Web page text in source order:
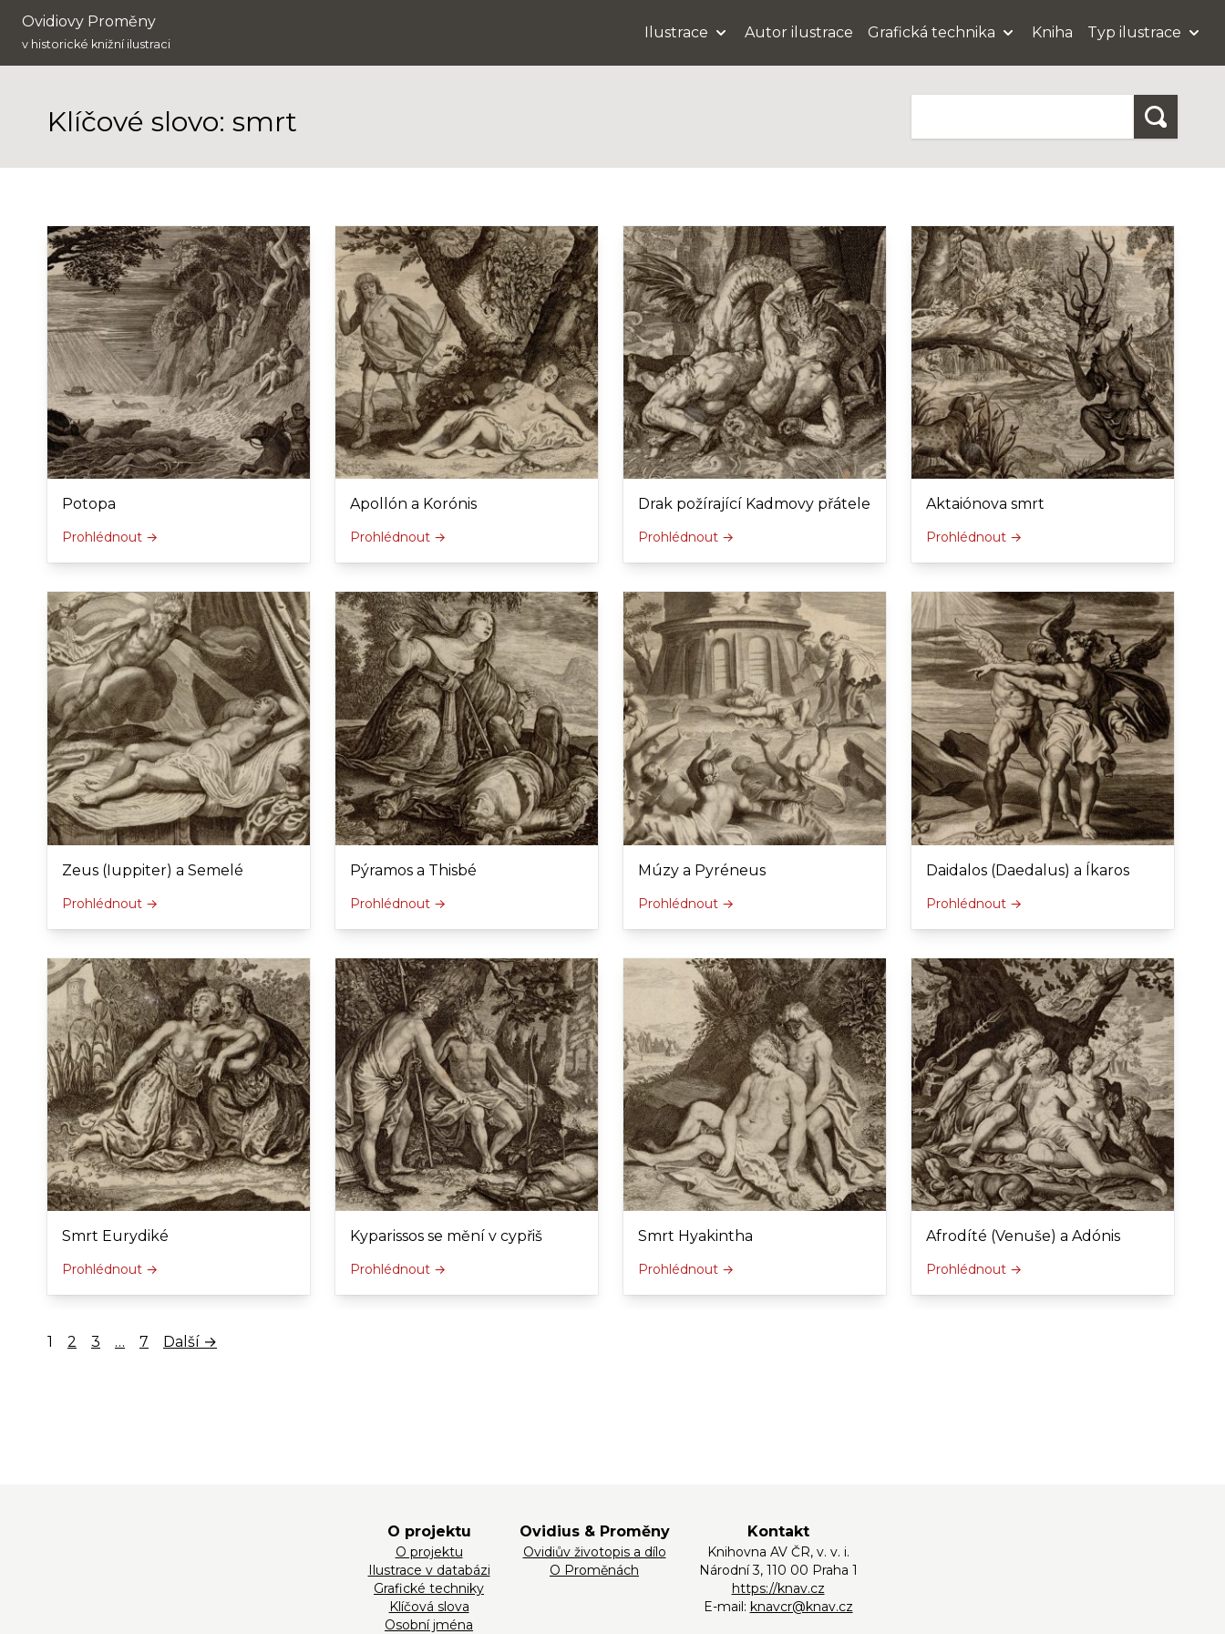
Ovidiovy Proměny
v historické knižní ilustraci
Ilustrace Autor ilustrace Grafická technika Kniha Typ ilustrace
Klíčové slovo: smrt
Potopa
Prohlédnout →
Apollón a Korónis
Prohlédnout →
Drak požírající Kadmovy přátele
Prohlédnout →
Aktaiónova smrt
Prohlédnout →
Zeus (Iuppiter) a Semelé
Prohlédnout →
Pýramos a Thisbé
Prohlédnout →
Múzy a Pyréneus
Prohlédnout →
Daidalos (Daedalus) a Íkaros
Prohlédnout →
Smrt Eurydiké
Prohlédnout →
Kyparissos se mění v cypřiš
Prohlédnout →
Smrt Hyakintha
Prohlédnout →
Afrodíté (Venuše) a Adónis
Prohlédnout →
1 2 3 … 7 Další →
O projektu
O projektu
Ilustrace v databázi
Grafické techniky
Klíčová slova
Osobní jména
Ovidius & Proměny
Ovidiův životopis a dílo
O Proměnách
Kontakt
Knihovna AV ČR, v. v. i.
Národní 3, 110 00 Praha 1
https://knav.cz
E-mail: knavcr@knav.cz